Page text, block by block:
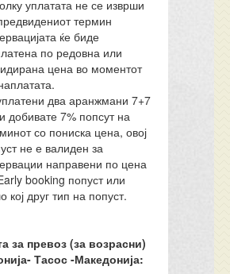
уплатата не се изврши
термин
ќе биде
по редовна или
цена во моментот
два аранжмани 7+7
добивате 7% попсут на
со пониска цена, овој
не е валиден за
направени по цена
booking попуст или
кој друг тип на попуст.
за превоз (за возрасни)
Тасос -Македонија: